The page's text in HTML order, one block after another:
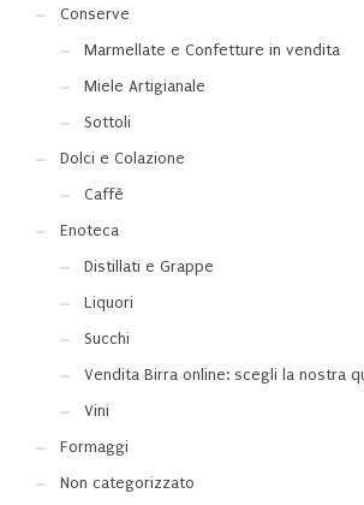
Conserve
Marmellate e Confetture in vendita
Miele Artigianale
Sottoli
Dolci e Colazione
Caffè
Enoteca
Distillati e Grappe
Liquori
Succhi
Vendita Birra online: scegli la nostra
Vini
Formaggi
Non categorizzato